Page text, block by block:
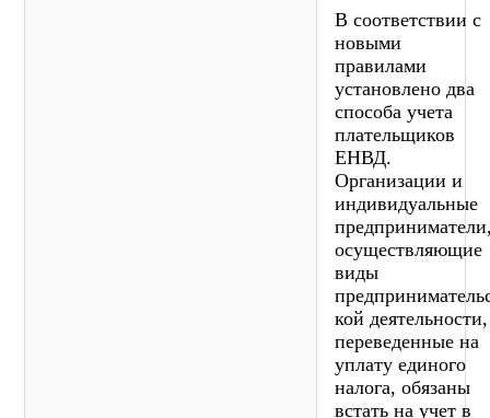
В соответствии с
новыми
правилами
установлено два
способа учета
плательщиков
ЕНВД.
Организации и
индивидуальные
осуществляющие
виды
кой деятельности,
переведенные на
уплату единого
налога, обязаны
встать на учет в